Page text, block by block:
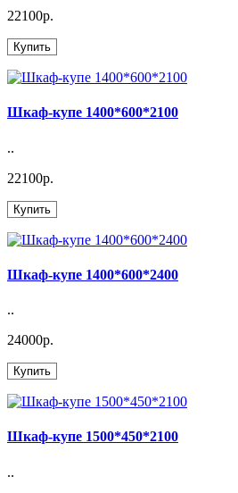
22100р.
Купить
Шкаф-купе 1400*600*2100
..
22100р.
Купить
Шкаф-купе 1400*600*2400
..
24000р.
Купить
Шкаф-купе 1500*450*2100
..